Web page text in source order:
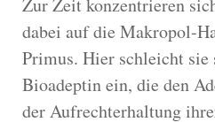
Zur Zeit konzentrieren
dabei auf die Makropol-
Primus. Hier schleicht
Bioadeptin ein, die den
der Aufrechterhaltung